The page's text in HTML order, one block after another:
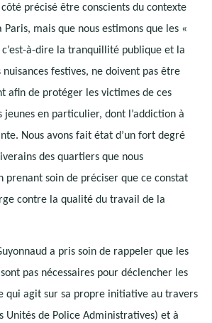
précisé être conscients du contexte
mais que nous estimons que les «
à-dire la tranquillité publique et la
festives, ne doivent pas être
afin de protéger les victimes de ces
jeunes en particulier, dont l’addiction à
Nous avons fait état d’un fort degré
des quartiers que nous
prenant soin de préciser que ce constat
contre la qualité du travail de la
a pris soin de rappeler que les
pas nécessaires pour déclencher les
qui agit sur sa propre initiative au travers
Unités de Police Administratives) et à